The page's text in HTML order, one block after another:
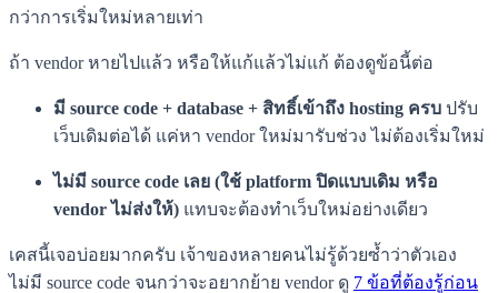
กว่าการเริ่มใหม่หลายเท่า
ถ้า vendor หายไปแล้ว หรือให้แก้แล้วไม่แก้ ต้องดูข้อนี้ต่อ
มี source code + database + สิทธิ์เข้าถึง hosting ครบ ปรับ
เว็บเดิมต่อได้ แค่หา vendor ใหม่มารับช่วง ไม่ต้องเริ่มใหม่
ไม่มี source code เลย (ใช้ platform ปิดแบบเดิม หรือ
vendor ไม่ส่งให้) แทบจะต้องทำเว็บใหม่อย่างเดียว
เคสนี้เจอบ่อยมากครับ เจ้าของหลายคนไม่รู้ด้วยซ้ำว่าตัวเอง
ไม่มี source code จนกว่าจะอยากย้าย vendor ดู 7 ข้อที่ต้องรู้ก่อน